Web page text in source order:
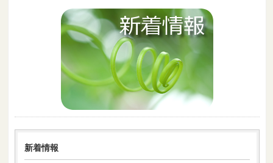
新着情報